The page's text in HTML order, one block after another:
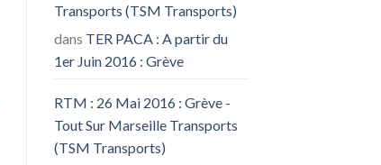
Transports (TSM Transports)
dans TER PACA : A partir du
1er Juin 2016 : Grève
RTM : 26 Mai 2016 : Grève -
Tout Sur Marseille Transports
(TSM Transports)